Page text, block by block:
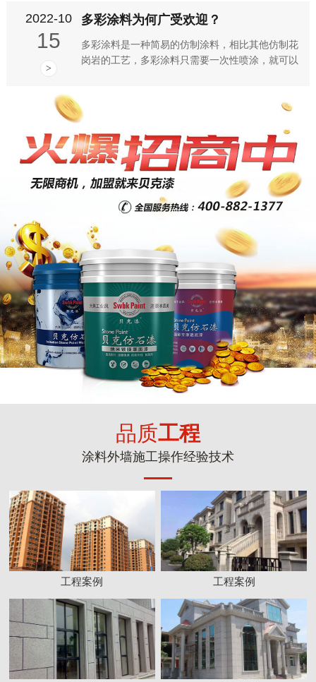
石涂料代表企业华喆、...
2022-10
15
>
多彩涂料为何广受欢迎？
多彩涂料是一种简易的仿制涂料，相比其他仿制花
岗岩的工艺，多彩涂料只需要一次性喷涂，就可以
在家装市场深受欢迎。那么...
品质工程
涂料外墙施工操作经验技术
工程案例 工程案例